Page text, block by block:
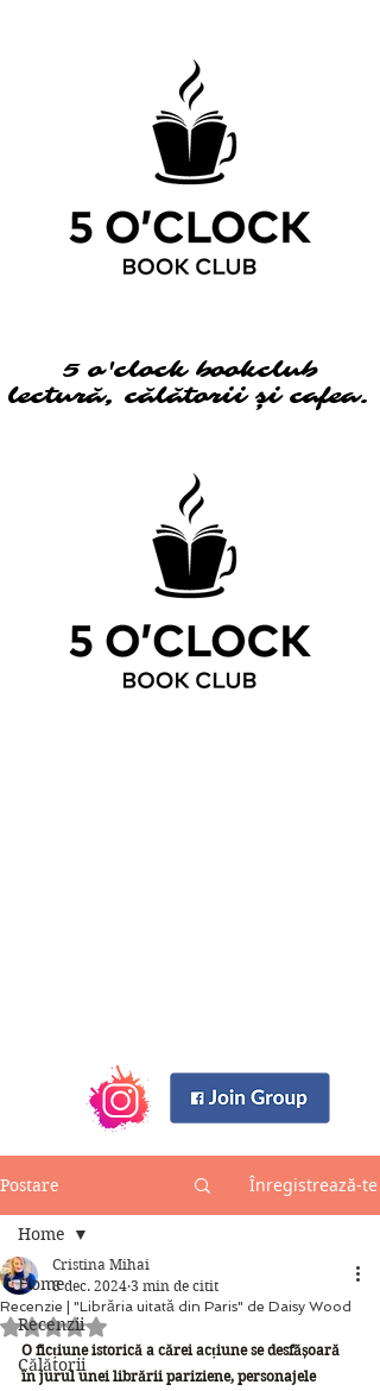
5 o'clock bookclub
lectură, călătorii și cafea.
5 o'clock bookclub
lectură, călătorii și cafea.
Postare Înregistrează-te
Home
Recenzii
Călătorii
Home
Recenzie | "Librăria uitată din Paris" de Daisy Wood
Cristina Mihai
8 dec. 2024 3 min de citit
Evaluat(ă) cu NaN din 5 stele.
O ficțiune istorică a cărei acțiune se desfășoară
în jurul unei librării pariziene, personajele